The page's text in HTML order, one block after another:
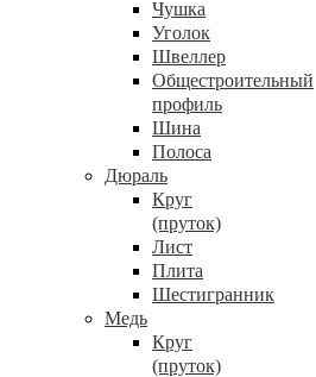
Чушка
Уголок
Швеллер
Общестроительный
профиль
Шина
Полоса
Дюраль
Круг
(пруток)
Лист
Плита
Шестигранник
Медь
Круг
(пруток)